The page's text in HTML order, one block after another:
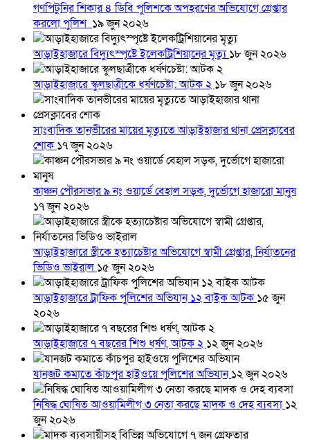
গণপিটুনির শিকার ৪ ডিবি পুলিশকে অপহরণের অভিযোগে গ্রেপ্তার
করলো পুলিশ ১৯ জুন ২০২৬
আড়াইহাজারে বিদ্যুৎস্পৃষ্টে ইলেকট্রিশিয়ানের মৃত্যু১৮ জুন ২০২৬
আড়াইহাজারে স্কুলছাত্রীকে ধর্ষণচেষ্টা: আটক ২ ১৮ জুন ২০২৬
সাংবাদিক তানভীরের মায়ের মৃত্যুতে আড়াইহাজার থানা প্রেসক্লাবের
শোক ১৭ জুন ২০২৬
কাঞ্চন পৌরসভার ৯ নং ওয়ার্ডে বেহাল সড়ক, দুর্ভোগে হাজারো মানুষ
১৭ জুন ২০২৬
আড়াইহাজারে স্ত্রীকে হত্যাচেষ্টার অভিযোগে স্বামী গ্রেপ্তার, নির্যাতনের
ভিডিও ভাইরাল ১৫ জুন ২০২৬
আড়াইহাজারে ট্রাফিক পুলিশের অভিযান ১২ বাইক আটক ১৫ জুন
২০২৬
আড়াইহাজারে ৭ বছরের শিশু ধর্ষণ, আটক ২ ১২ জুন ২০২৬
যানজট কমাতে কাঁচপুর হাইওয়ে পুলিশের অভিযান১২ জুন ২০২৬
নিষিদ্ধ ঘোষিত আওয়ামিলীগ ৩ নেতা করছে মাদক ও দেহ ব্যবসা ১২
জুন ২০২৬